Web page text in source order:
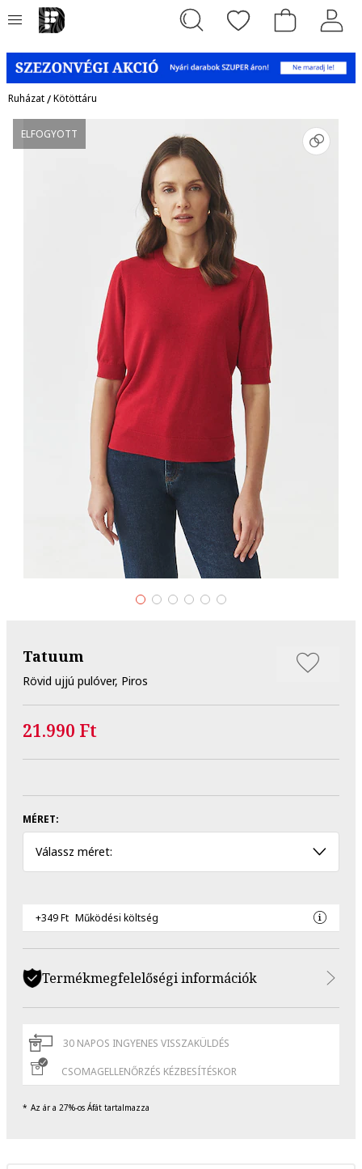
Ruházat/Kötöttáru
ELFOGYOTT
Tatuum
Rövid ujjú pulóver, Piros
21.990 Ft
MÉRET:
Válassz méret:
+349 Ft Működési költség
Termékmegfelelőségi információk
30 NAPOS INGYENES VISSZAKÜLDÉS
CSOMAGELLENŐRZÉS KÉZBESÍTÉSKOR
Az ár a 27%-os Áfát tartalmazza